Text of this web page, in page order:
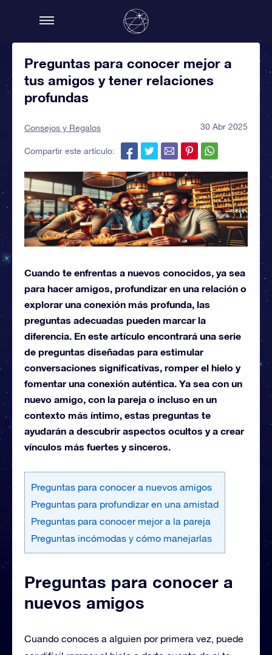
Preguntas para conocer mejor a
tus amigos y tener relaciones
profundas
Consejos y Regalos 30 Abr 2025
Compartir este artículo:
Cuando te enfrentas a nuevos conocidos, ya sea
para hacer amigos, profundizar en una relación o
explorar una conexión más profunda, las
preguntas adecuadas pueden marcar la
diferencia. En este artículo encontrará una serie
de preguntas diseñadas para estimular
conversaciones significativas, romper el hielo y
fomentar una conexión auténtica. Ya sea con un
nuevo amigo, con la pareja o incluso en un
contexto más íntimo, estas preguntas te
ayudarán a descubrir aspectos ocultos y a crear
vínculos más fuertes y sinceros.
Preguntas para conocer a nuevos amigos
Preguntas para profundizar en una amistad
Preguntas para conocer mejor a la pareja
Preguntas incómodas y cómo manejarlas
Preguntas para conocer a
nuevos amigos
Cuando conoces a alguien por primera vez, puede